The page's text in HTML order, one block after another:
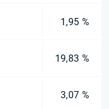
1,95 %
19,83 %
3,07 %